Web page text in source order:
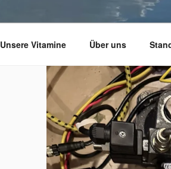
Unsere Vitamine Über uns